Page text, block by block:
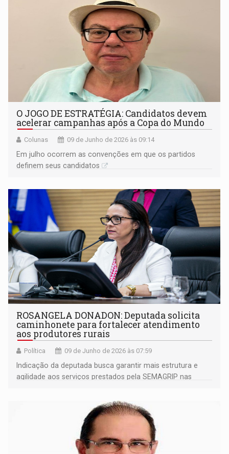
O JOGO DE ESTRATÉGIA: Candidatos devem
acelerar campanhas após a Copa do Mundo
Colunas 09 de Junho de 2026 às 09:14
Em julho ocorrem as convenções em que os partidos
definem seus candidatos
ROSANGELA DONADON: Deputada solicita
caminhonete para fortalecer atendimento
aos produtores rurais
Política 09 de Junho de 2026 às 07:59
Indicação da deputada busca garantir mais estrutura e
agilidade aos serviços prestados pela SEMAGRIP nas